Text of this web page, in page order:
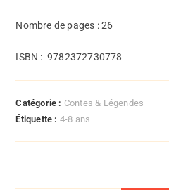
Nombre de pages : 26
ISBN : 9782372730778
Catégorie : Contes & Légendes
Étiquette : 4-8 ans